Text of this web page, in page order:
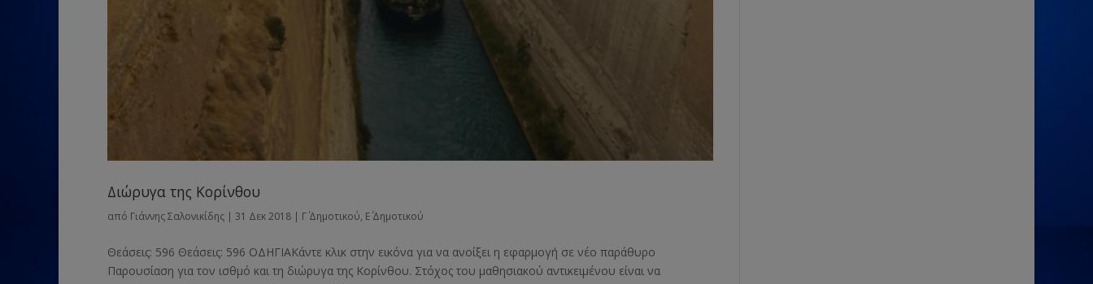
Διώρυγα της Κορίνθου
από Γιάννης Σαλονικίδης | 31 Δεκ 2018 | Γ΄ Δημοτικού, Ε΄ Δημοτικού
Θεάσεις: 596 Θεάσεις: 596 ΟΔΗΓΙΑΚάντε κλικ στην εικόνα για να ανοίξει η εφαρμογή σε νέο παράθυρο
Παρουσίαση για τον ισθμό και τη διώρυγα της Κορίνθου. Στόχος του μαθησιακού αντικειμένου είναι να